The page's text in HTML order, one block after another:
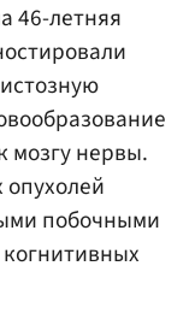
46-летняя
мозгу нервы.
побочными